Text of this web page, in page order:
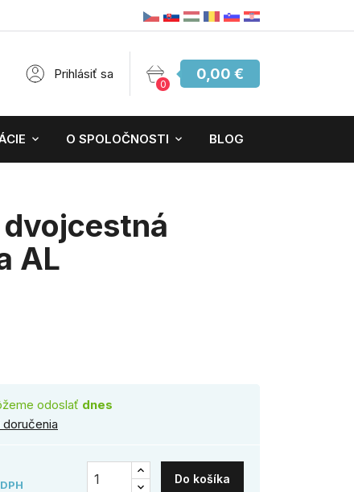
Prihlásiť sa
0
0,00 €
O SPOLOČNOSTI BLOG
AL
odoslať dnes
Do košíka